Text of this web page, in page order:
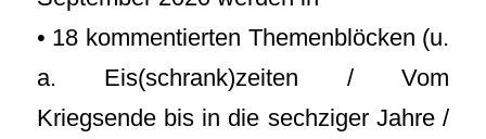
• 18 kommentierten Themenblöcken (u.
a. Eis(schrank)zeiten / Vom
Kriegsende bis in die sechziger Jahre /